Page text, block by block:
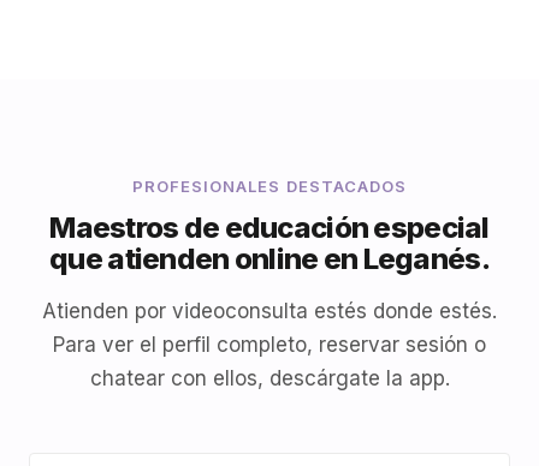
PROFESIONALES DESTACADOS
Maestros de educación especial
que atienden online en Leganés.
Atienden por videoconsulta estés donde estés.
Para ver el perfil completo, reservar sesión o
chatear con ellos, descárgate la app.